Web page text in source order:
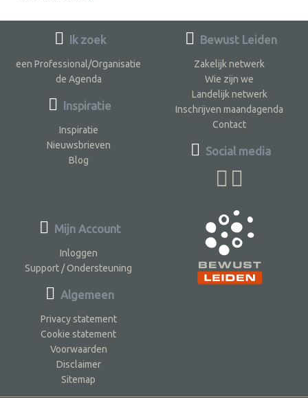
Ik zoek
een Professional/Organisatie
de Agenda
Inspiratie
Inspiratie
Nieuwsbrieven
Blog
Bewust Leiden
Zakelijk netwerk
Wie zijn we
Landelijk netwerk
Inschrijven maandagenda
Contact
Social media
Mijn Account
Inloggen
Support / Ondersteuning
Algemeen
Privacy statement
Cookie statement
Voorwaarden
Disclaimer
Sitemap